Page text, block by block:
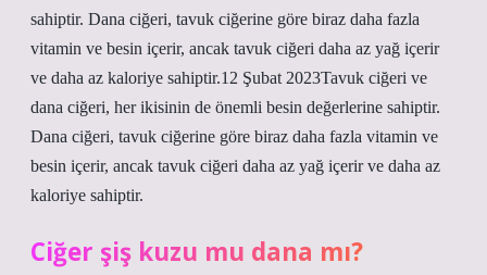
sahiptir. Dana ciğeri, tavuk ciğerine göre biraz daha fazla
vitamin ve besin içerir, ancak tavuk ciğeri daha az yağ içerir
ve daha az kaloriye sahiptir.12 Şubat 2023Tavuk ciğeri ve
dana ciğeri, her ikisinin de önemli besin değerlerine sahiptir.
Dana ciğeri, tavuk ciğerine göre biraz daha fazla vitamin ve
besin içerir, ancak tavuk ciğeri daha az yağ içerir ve daha az
kaloriye sahiptir.
Ciğer şiş kuzu mu dana mı?